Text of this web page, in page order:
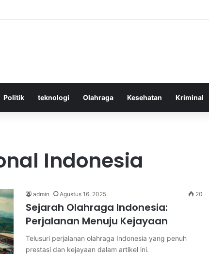
Menggunakan Media Sosial untuk Menghemat Waktu Berharga Anda
Politik teknologi Olahraga Kesehatan Kriminal
Indonesia
admin Agustus 16, 2025 20
Sejarah Olahraga Indonesia:
Perjalanan Menuju Kejayaan
Telusuri perjalanan olahraga Indonesia yang penuh
prestasi dan kejayaan dalam artikel ini.